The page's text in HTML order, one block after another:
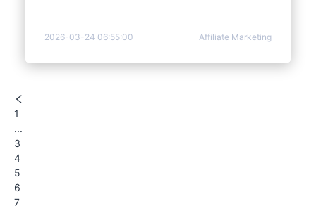
2026-03-24 06:55:00 Affiliate Marketing
1
...
3
4
5
6
7